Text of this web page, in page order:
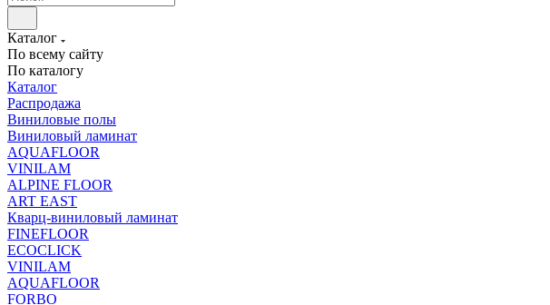
Каталог
По всему сайту
По каталогу
Каталог
Распродажа
Виниловые полы
Виниловый ламинат
AQUAFLOOR
VINILAM
ALPINE FLOOR
ART EAST
Кварц-виниловый ламинат
FINEFLOOR
ECOCLICK
VINILAM
AQUAFLOOR
FORBO